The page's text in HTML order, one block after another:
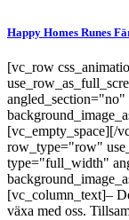
Happy Homes Runes
[vc_row
[vc_empty_space][/
row_type="row"
type="full_width"
[vc_column_text]–
växa med oss.